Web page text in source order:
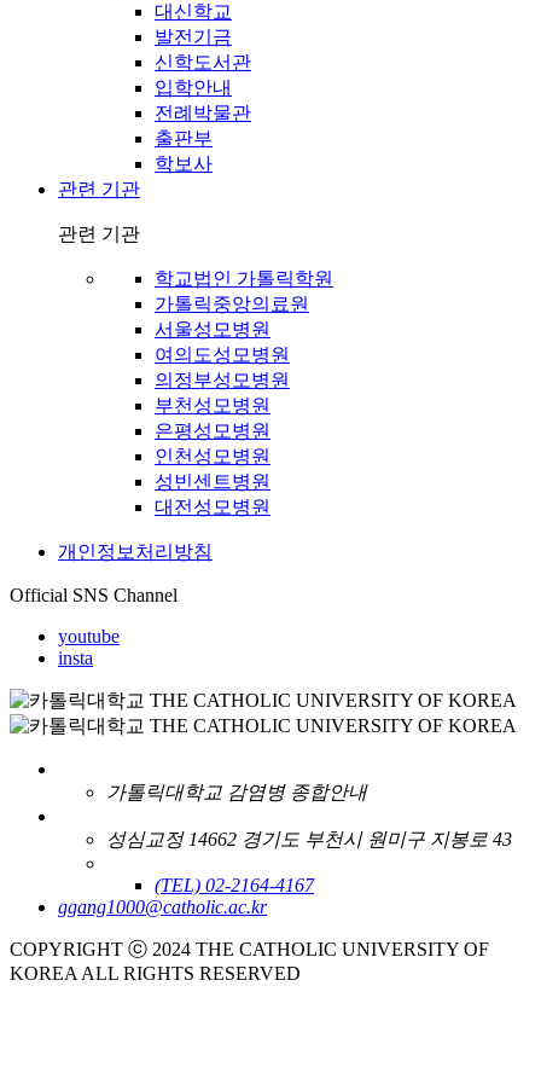
대신학교
발전기금
신학도서관
입학안내
전례박물관
출판부
학보사
관련 기관
관련 기관
학교법인 가톨릭학원
가톨릭중앙의료원
서울성모병원
여의도성모병원
의정부성모병원
부천성모병원
은평성모병원
인천성모병원
성빈센트병원
대전성모병원
개인정보처리방침
Official SNS Channel
youtube
insta
가톨릭대학교 감염병 종합안내
성심교정 14662 경기도 부천시 원미구 지봉로 43
(TEL) 02-2164-4167
ggang1000@catholic.ac.kr
COPYRIGHT ⓒ 2024 THE CATHOLIC UNIVERSITY OF
KOREA ALL RIGHTS RESERVED